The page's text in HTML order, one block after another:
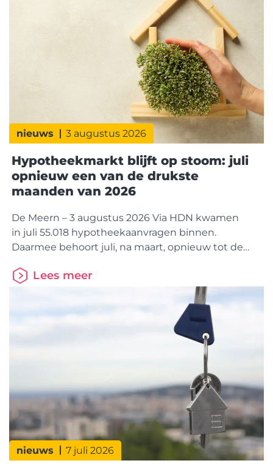
nieuws 3 augustus 2026
Hypotheekmarkt blijft op stoom: juli
opnieuw een van de drukste
maanden van 2026
De Meern – 3 augustus 2026 Via HDN kwamen
in juli 55.018 hypotheekaanvragen binnen.
Daarmee behoort juli, na maart, opnieuw tot de
meer dan juli vorig jaar. Binnen de markt is wel een
duidelijke verschuiving zichtbaar. Kopers nemen
een groter aandeel voor hun rekening.
Doorstromers winnen terrein, terwijl starters juist
marktaandeel verliezen. Dit blijkt uit cijfers van
Lees meer
nieuws 7 juli 2026